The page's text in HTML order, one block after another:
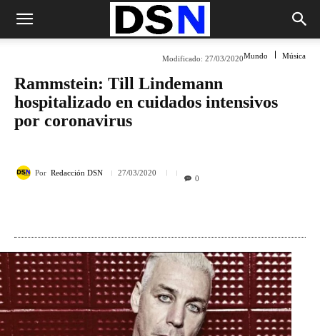
Mundo Música
Modificado: 27/03/2020
Rammstein: Till Lindemann
hospitalizado en cuidados intensivos
por coronavirus
Por Redacción DSN 27/03/2020
0